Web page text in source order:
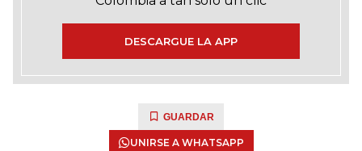
DESCARGUE LA APP
GUARDAR
UNIRSE A WHATSAPP